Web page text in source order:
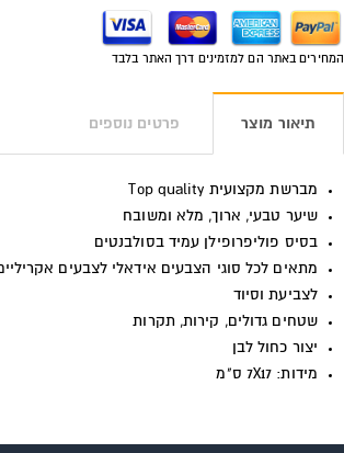
המחירים באתר הם למזמינים דרך האתר בלבד
תיאור מוצר פרטים נוספים
מברשת מקצועית
שיער טבעי, ארוך, מלא ומשובח
בסיס פוליפרופילן עמיד בסולבנטים
מתאים לכל סוגי הצבעים אידאלי לצבעים
לצביעת וסיוד
שטחים גדולים, קירות, תקרות
יצור כחול לבן
מידות: 7X17 ס"מ